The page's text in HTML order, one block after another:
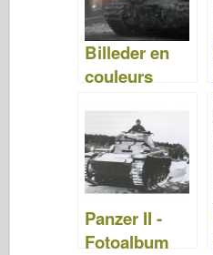
Billeder en
couleurs
Album 4
Panzer II -
Fotoalbum